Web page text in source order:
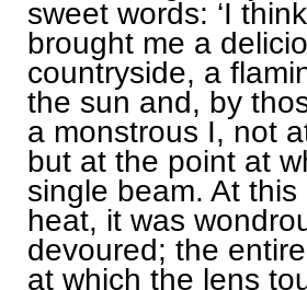
sweet words: ‘I
brought me a
countryside, a
the sun and, by
a monstrous I, not
but at the point at
single beam. At
heat, it was
devoured; the
at which the lens